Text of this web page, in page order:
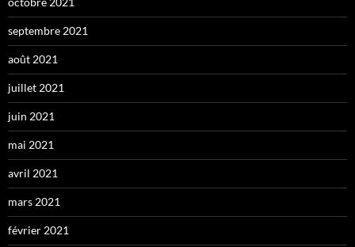
septembre 2021
août 2021
juillet 2021
juin 2021
mai 2021
avril 2021
mars 2021
février 2021